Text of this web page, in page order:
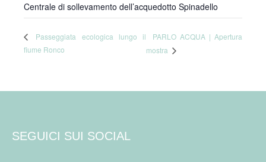
Centrale di sollevamento dell’acquedotto Spinadello
Passeggiata ecologica lungo il
fiume Ronco
PARLO ACQUA | Apertura
mostra
SEGUICI SUI SOCIAL